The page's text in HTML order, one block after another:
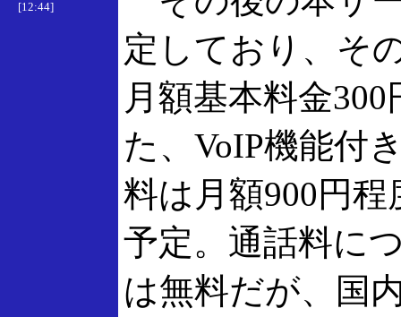
[12:44]
定しており、そ
月額基本料金
た、VoIP機能付
料は月額900円
予定。通話料に
は無料だが、国